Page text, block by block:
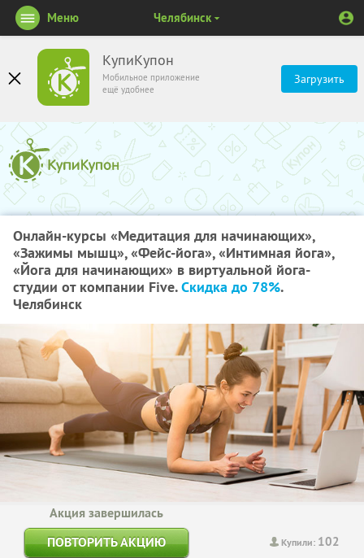
КупиКупон
Мобильное приложение
ещё удобнее
Загрузить
Меню Челябинск
Онлайн-курсы «Медитация для начинающих»,
«Зажимы мышц», «Фейс-йога», «Интимная йога»,
«Йога для начинающих» в виртуальной йога-
студии от компании Five.Скидка до 78%.
Челябинск
Купили: 102
Акция завершилась
ПОВТОРИТЬ АКЦИЮ